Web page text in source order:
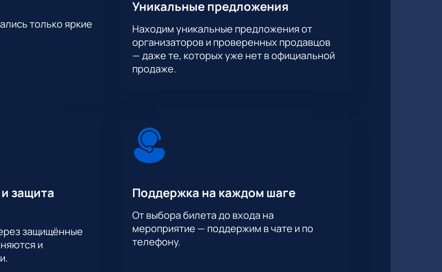
только яркие
Уникальные предложения
Находим уникальные предложения от
организаторов и проверенных продавцов
— даже те, которых уже нет в официальной
продаже.
защита
защищённые
и
Поддержка на каждом шаге
От выбора билета до входа на
мероприятие — поддержим в чате и по
телефону.